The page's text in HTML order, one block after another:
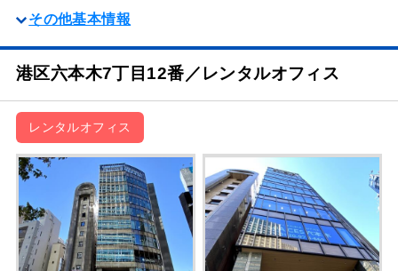
その他基本情報
港区六本木7丁目12番／レンタルオフィス
レンタルオフィス